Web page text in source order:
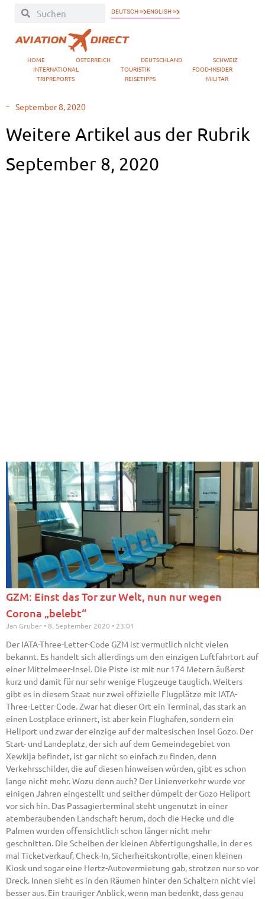
DEUTSCH » ENGLISH »
HOME ÖSTERREICH DEUTSCHLAND
SCHWEIZ
INTERNATIONAL
TOURISTIK
FOOD-INSIDER
TRIPREPORTS
REISETIPPS MILITÄR
September 8, 2020
Weitere Artikel aus der Rubrik
September 8, 2020
GZM: Einst das Tor zur Welt, nun nur wegen
Corona „belebt“
Jan Gruber 8. September 2020 23:01
Der IATA-Three-Letter-Code GZM ist vermutlich nicht vielen
bekannt. Es handelt sich allerdings um den einzigen Luftfahrtort auf
einer Mittelmeer-Insel. Die Piste ist mit nur 174 Metern äußerst
kurz und damit für nur sehr wenige Flugzeuge tauglich. Weiters
gibt es in diesem Staat nur zwei offizielle Flugplätze mit IATA-
Three-Letter-Code. Zwar hat dieser Ort ein Terminal, das stark an
einen Lostplace erinnert, ist aber kein Flughafen, sondern ein
Heliport und zwar der einzige auf der maltesischen Insel Gozo. Der
Start- und Landeplatz, der sich auf dem Gemeindegebiet von
Xewkija befindet, ist gar nicht so einfach zu finden, denn
Verkehrsschilder, die auf diesen hinweisen würden, gibt es schon
lange nicht mehr. Wozu denn auch? Der Linienverkehr wurde vor
einigen Jahren eingestellt und seither dümpelt der Gozo Heliport
vor sich hin. Das Passagierterminal steht ungenutzt in einer
atemberaubenden Landschaft herum, doch die Hecke und die
Palmen wurden offensichtlich schon länger nicht mehr
geschnitten. Die Scheiben der kleinen Abfertigungshalle, in der es
mal Ticketverkauf, Check-In, Sicherheitskontrolle, einen kleinen
Kiosk und sogar eine Hertz-Autovermietung gab, strotzen nur so vor
Dreck. Innen sieht es in den Räumen hinter den Schaltern nicht viel
besser aus. Ein trauriger Anblick, wenn man bedenkt, dass genau